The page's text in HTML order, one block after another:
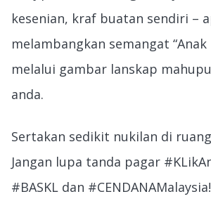
kesenian, kraf buatan sendiri –
melambangkan semangat “Anak
melalui gambar lanskap
anda.
Sertakan sedikit nukilan di
Jangan lupa tanda pagar
#BASKL dan #CENDANAMalaysia!